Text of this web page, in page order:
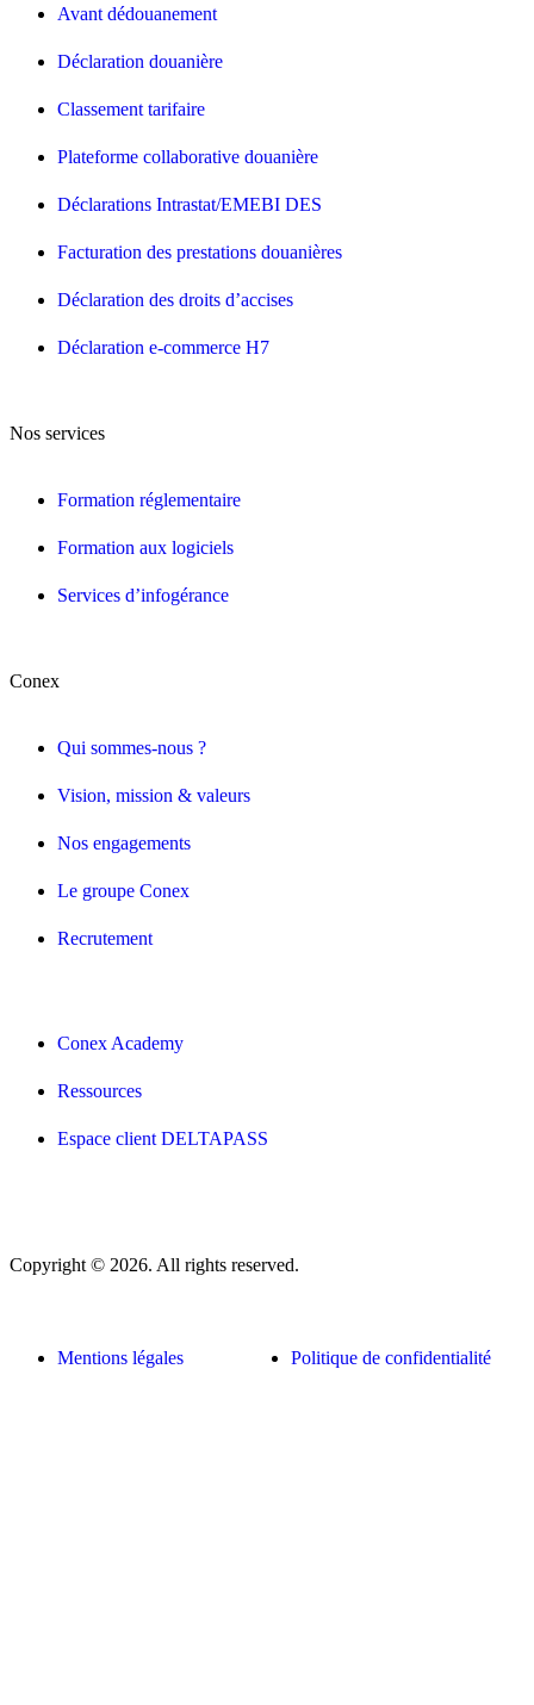
Avant dédouanement
Déclaration douanière
Classement tarifaire
Plateforme collaborative douanière
Déclarations Intrastat/EMEBI DES
Facturation des prestations douanières
Déclaration des droits d’accises
Déclaration e-commerce H7
Nos services
Formation réglementaire
Formation aux logiciels
Services d’infogérance
Conex
Qui sommes-nous ?
Vision, mission & valeurs
Nos engagements
Le groupe Conex
Recrutement
Conex Academy
Ressources
Espace client DELTAPASS
Copyright © 2026. All rights reserved.
Mentions légales Politique de confidentialité